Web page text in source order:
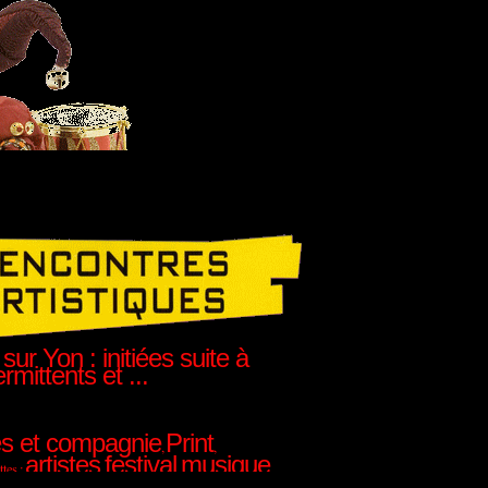
l'occasion d'un
associé à une
Yon : initiées suite à
et ...
et compagnie,Print,
:artistes,festivalmusique,